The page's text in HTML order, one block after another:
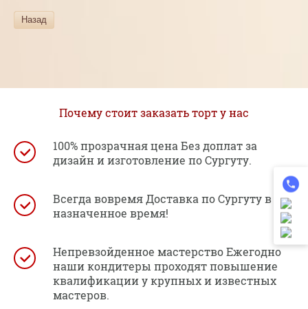
Назад
Почему стоит заказать торт у нас
100% прозрачная цена Без доплат за
дизайн и изготовление по Сургуту.
Всегда вовремя Доставка по Сургуту в
назначенное время!
Непревзойденное мастерство Ежегодно
наши кондитеры проходят повышение
квалификации у крупных и известных
мастеров.